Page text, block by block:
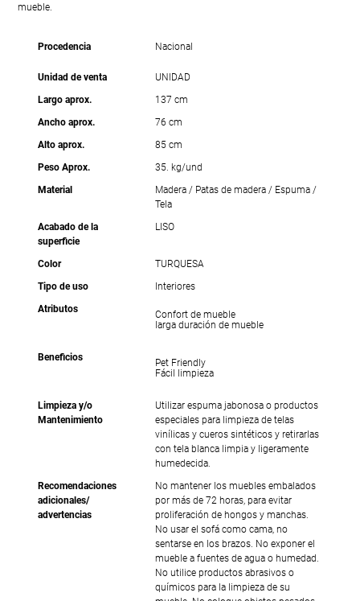
mueble.
Procedencia Nacional
Unidad de venta
UNIDAD
Largo aprox.
137 cm
Ancho aprox.
76 cm
Alto aprox.
85 cm
Peso Aprox.
35. kg/und
Material
Madera / Patas de madera / Espuma /
Tela
Acabado de la
superficie
LISO
Color
TURQUESA
Tipo de uso
Interiores
Atributos
Confort de mueble
larga duración de mueble
Beneficios
Pet Friendly
Fácil limpieza
Limpieza y/o
Mantenimiento
Utilizar espuma jabonosa o productos
especiales para limpieza de telas
vinílicas y cueros sintéticos y retirarlas
con tela blanca limpia y ligeramente
humedecida.
Recomendaciones
adicionales/
advertencias
No mantener los muebles embalados
por más de 72 horas, para evitar
proliferación de hongos y manchas.
No usar el sofá como cama, no
sentarse en los brazos. No exponer el
mueble a fuentes de agua o humedad.
No utilice productos abrasivos o
químicos para la limpieza de su